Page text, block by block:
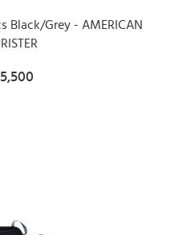
Black/Grey - AMERICAN